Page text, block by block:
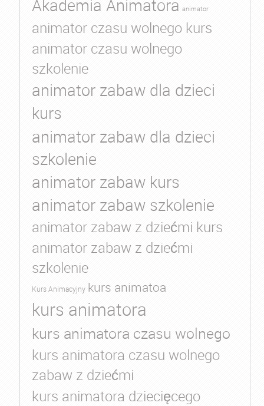
Akademia Animatora animator
animator czasu wolnego kurs
animator czasu wolnego
szkolenie
animator zabaw dla dzieci
kurs
animator zabaw dla dzieci
szkolenie
animator zabaw kurs
animator zabaw szkolenie
animator zabaw z dziećmi kurs
animator zabaw z dziećmi
szkolenie
Kurs Animacyjny kurs animatoa
kurs animatora
kurs animatora czasu wolnego
kurs animatora czasu wolnego
zabaw z dziećmi
kurs animatora dziecięcego